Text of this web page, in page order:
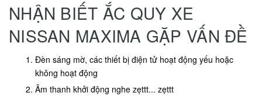
NHẬN BIẾT ẮC QUY XE
NISSAN MAXIMA GẶP VẤN ĐỀ
Đèn sáng mờ, các thiết bị điện tử hoạt động yếu hoặc
không hoạt động
Âm thanh khởi động nghe zẹttt... zẹttt